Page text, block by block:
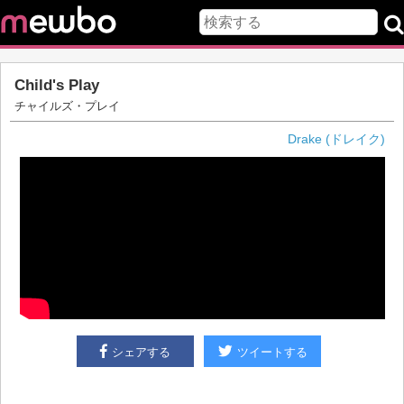
Child's Play
チャイルズ・プレイ
Drake (ドレイク)
シェアする ツイートする